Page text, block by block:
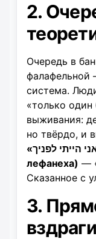
2.
Очередь в
фалафельной
система.
«только
выживания:
но твёрдо, и
«סליחה, אני הייתי לפניך» (слиха, ани хайити
лефанеха) —
Сказанное с
3.